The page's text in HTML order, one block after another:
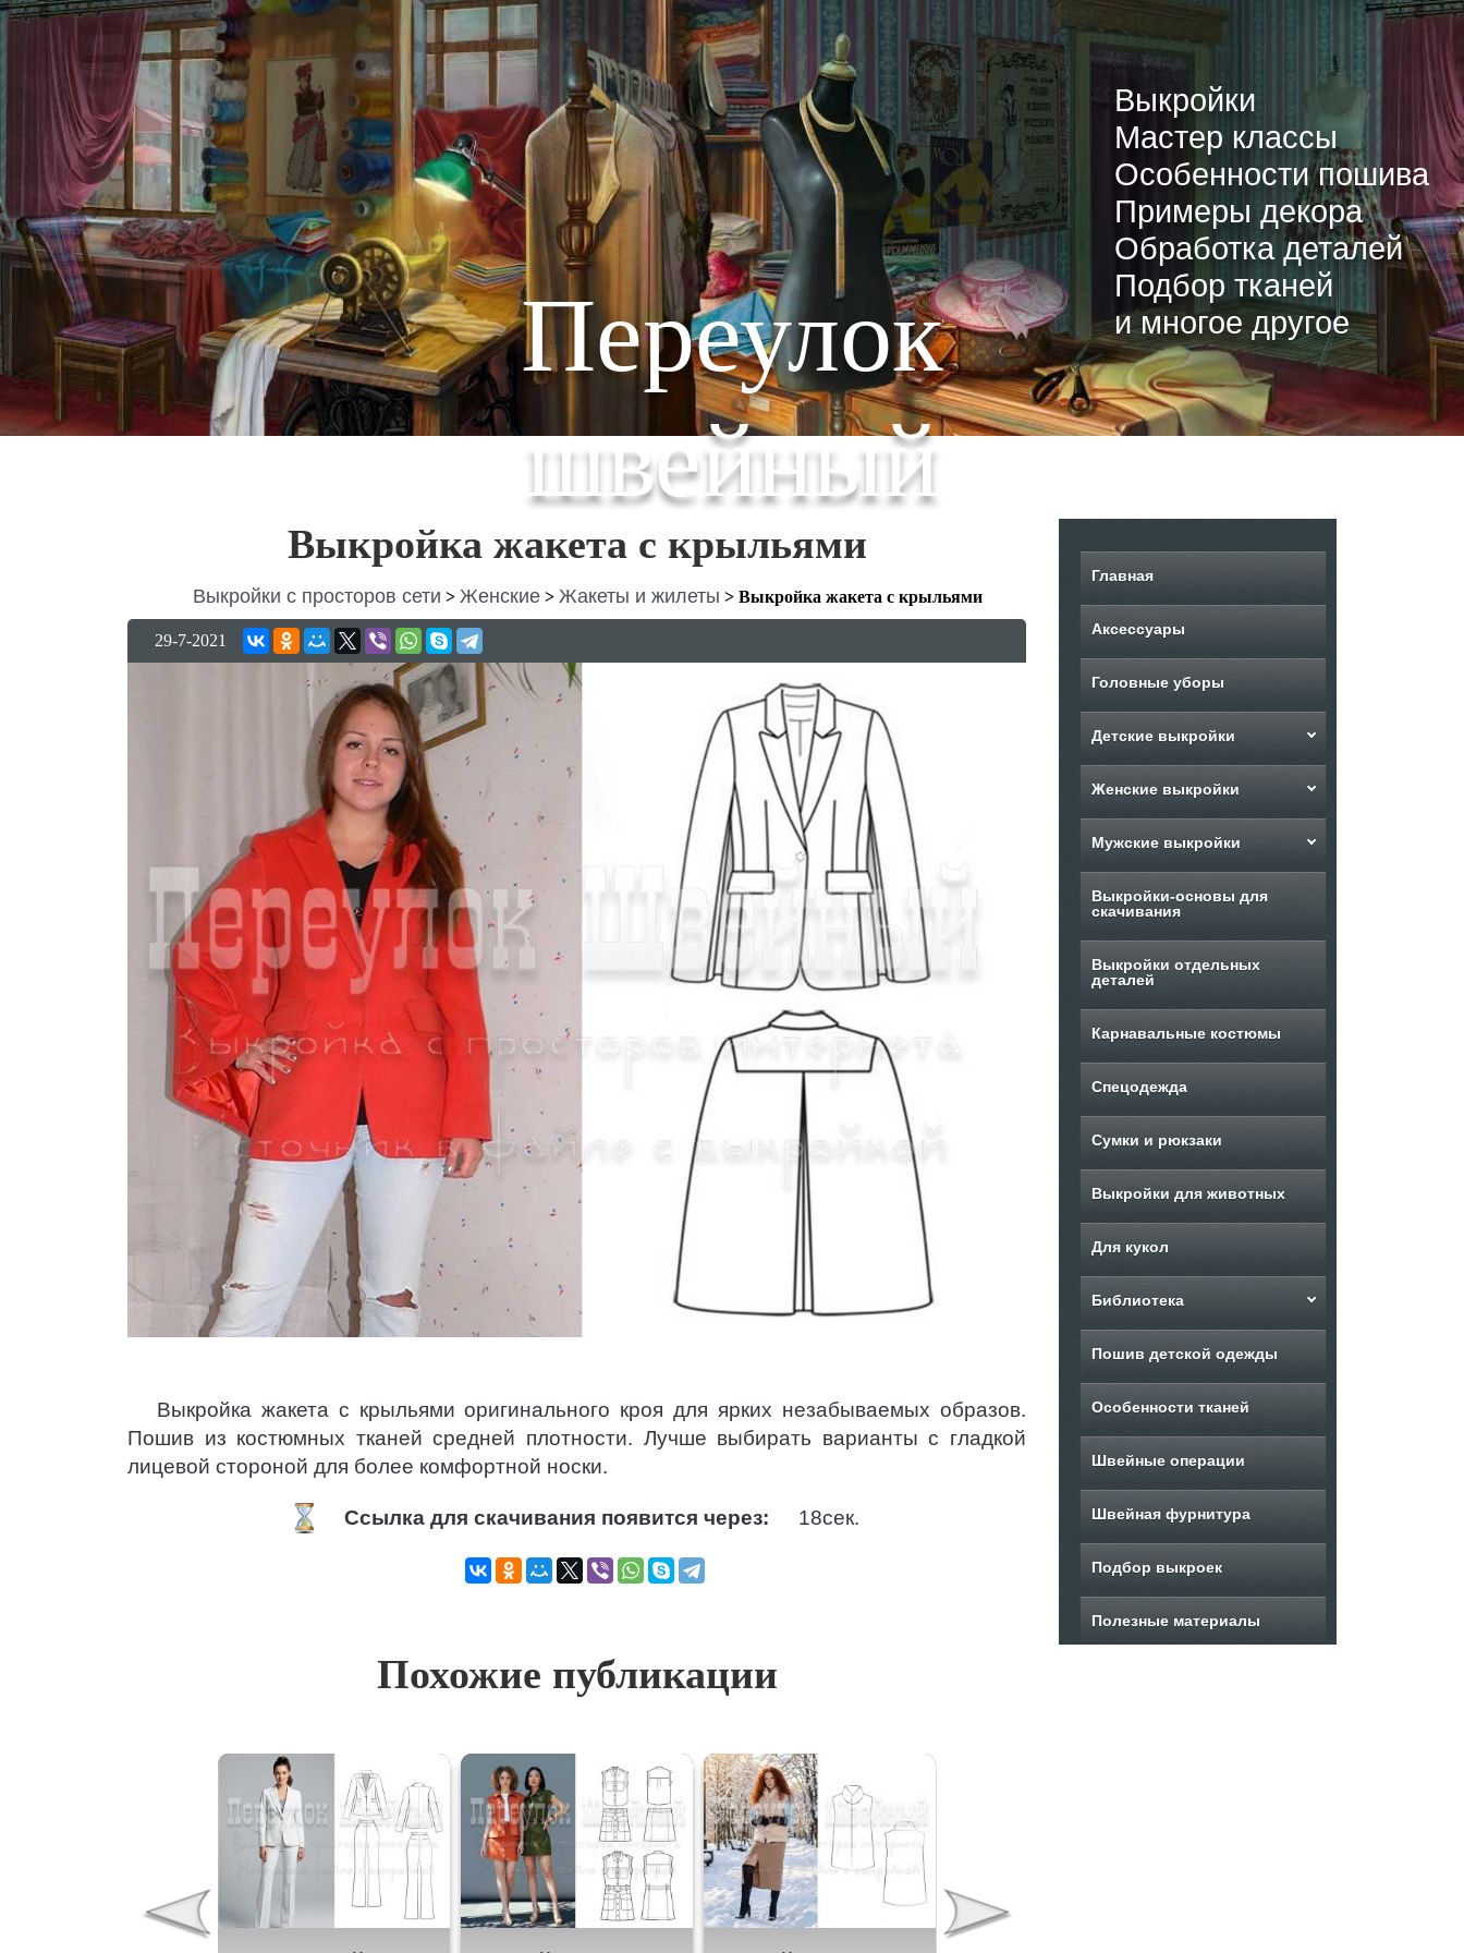
Переулок
швейный
Выкройки
Мастер классы
Особенности пошива
Примеры декора
Обработка деталей
Подбор тканей
и многое другое
Выкройка жакета с крыльями
Выкройки с просторов сети > Женские > Жакеты и жилеты > Выкройка жакета с крыльями
29-7-2021
Выкройка жакета с крыльями оригинального кроя для ярких незабываемых образов.
Пошив из костюмных тканей средней плотности. Лучше выбирать варианты с гладкой
лицевой стороной для более комфортной носки.
Ссылка для скачивания появится через: 17сек.
Похожие публикации
Главная
Аксессуары
Головные уборы
Детские выкройки
Женские выкройки
Мужские выкройки
Выкройки-основы для
скачивания
Выкройки отдельных
деталей
Карнавальные костюмы
Спецодежда
Сумки и рюкзаки
Выкройки для животных
Для кукол
Библиотека
Пошив детской одежды
Особенности тканей
Швейные операции
Швейная фурнитура
Подбор выкроек
Полезные материалы